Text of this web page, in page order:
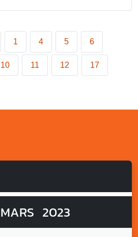
1 4 5 6
10 11 12 17
MARS 2023